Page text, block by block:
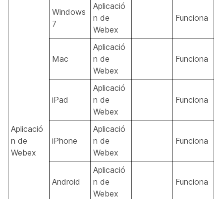
Aplicació
n de
Webex
Windows
7
Aplicació
n de
Webex
Funciona
Mac
Aplicació
n de
Webex
Funciona
iPad
Aplicació
n de
Webex
Funciona
iPhone
Aplicació
n de
Webex
Funciona
Android
Aplicació
n de
Webex
Funciona